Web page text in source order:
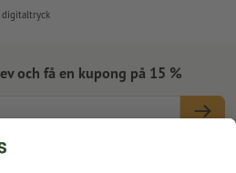
digitaltryck
och få en kupong på 15 %